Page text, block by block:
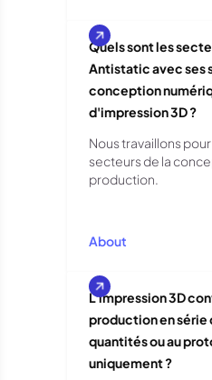
Quels sont les
Antistatic avec ses
conception
d'impression 3D ?
Nous travaillons
secteurs de la
production.
About
L'impression 3D
production en série
quantités ou au
uniquement ?